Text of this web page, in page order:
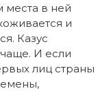
в ней
и
Казус
И если
лиц страны